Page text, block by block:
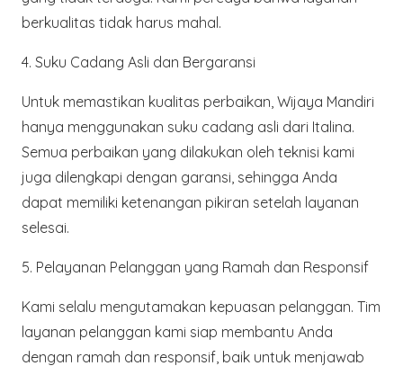
berkualitas tidak harus mahal.
4. Suku Cadang Asli dan Bergaransi
Untuk memastikan kualitas perbaikan, Wijaya Mandiri
hanya menggunakan suku cadang asli dari Italina.
Semua perbaikan yang dilakukan oleh teknisi kami
juga dilengkapi dengan garansi, sehingga Anda
dapat memiliki ketenangan pikiran setelah layanan
selesai.
5. Pelayanan Pelanggan yang Ramah dan Responsif
Kami selalu mengutamakan kepuasan pelanggan. Tim
layanan pelanggan kami siap membantu Anda
dengan ramah dan responsif, baik untuk menjawab